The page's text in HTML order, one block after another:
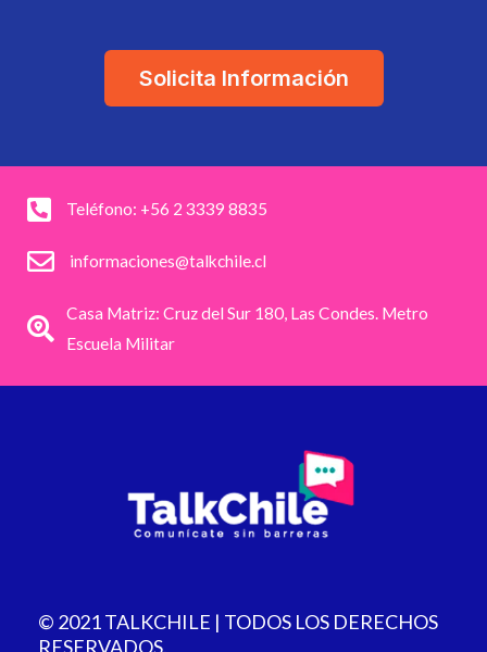
Solicita Información
Teléfono: +56 2 3339 8835
informaciones@talkchile.cl
Casa Matriz: Cruz del Sur 180, Las Condes. Metro
Escuela Militar
© 2021 TALKCHILE | TODOS LOS DERECHOS
RESERVADOS.